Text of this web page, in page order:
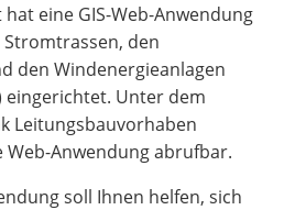
eine GIS-Web-Anwendung
den
den Windenergieanlagen
eingerichtet. Unter dem
Leitungsbauvorhaben
Web-Anwendung abrufbar.
soll Ihnen helfen, sich